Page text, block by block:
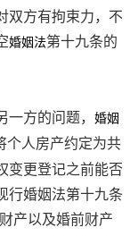
双方有拘束力，不
婚姻法第十九条的
方的问题， 婚姻
个人房产约定为共
变更登记之前能否
行婚姻法第十九条
产以及婚前财产